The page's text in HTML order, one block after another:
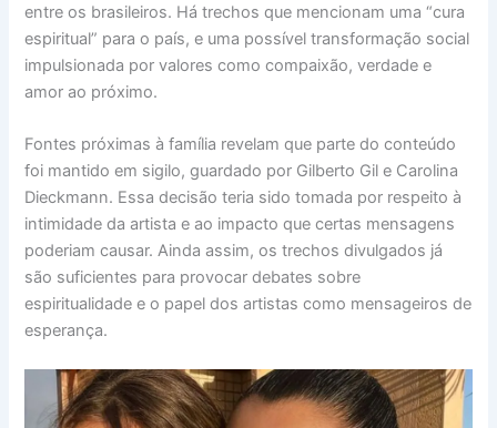
entre os brasileiros. Há trechos que mencionam uma “cura
espiritual” para o país, e uma possível transformação social
impulsionada por valores como compaixão, verdade e
amor ao próximo.
Fontes próximas à família revelam que parte do conteúdo
foi mantido em sigilo, guardado por Gilberto Gil e Carolina
Dieckmann. Essa decisão teria sido tomada por respeito à
intimidade da artista e ao impacto que certas mensagens
poderiam causar. Ainda assim, os trechos divulgados já
são suficientes para provocar debates sobre
espiritualidade e o papel dos artistas como mensageiros de
esperança.